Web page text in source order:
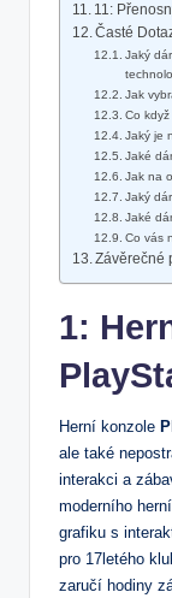
11:
Časté
Jaký
Jak
Co
Jaký je
Jaké
Jak na
Jaký
Jaké
Co vás
Závěrečné
1:
Herní konzole
ale také
interakci a
moderního
grafiku s
pro 17letého
zaručí hodiny